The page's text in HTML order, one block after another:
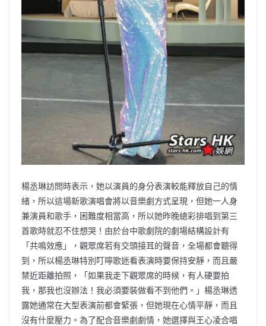
楊丞琳訪問時表示，她以演員的身分表演較能釋放自己的情
緒，所以這場新歌演唱會將以音樂劇方式呈現，但她一人身
兼演員和歌手，困難度相當高，所以她昨晚總彩排唱到第三
首歌時就忍不住想哭！由於台中歌劇院的劇場結構設計有
「共鳴效應」，觀眾席若有交頭接耳的聲音，全場都會聽得
到，所以楊丞琳特別叮嚀歌迷看表演時要保持安靜，而且嚴
禁近距離拍照，「如果我走下觀眾席的時候，有人硬要拍
我，那我也沒辦法！我必須要裝做看不到他們。」楊丞琳透
露她通常在大型表演前都會緊張，但她現在心情平靜，而且
沒有什麼壓力。為了配合音樂劇劇情，她選擇與王心凌合唱